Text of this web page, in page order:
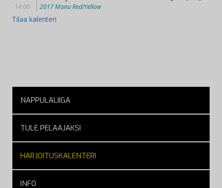
NAPPULALIIGA
TULE PELAAJAKSI
HARJOITUSKALENTERI
INFO